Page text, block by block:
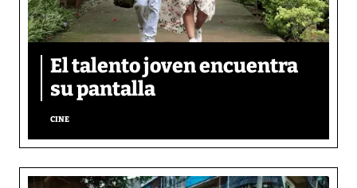
El talento joven encuentra
su pantalla​
CINE